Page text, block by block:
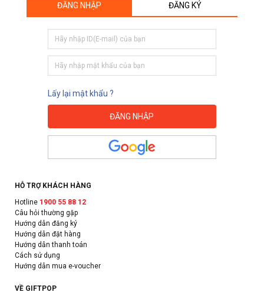
ĐĂNG NHẬP ĐĂNG KÝ
Lấy lại mật khẩu ?
HỖ TRỢ KHÁCH HÀNG
Hotline 1900 55 88 12
Câu hỏi thường gặp
Hướng dẫn đăng ký
Hướng dẫn đặt hàng
Hướng dẫn thanh toán
Cách sử dụng
Hướng dẫn mua e-voucher
VỀ GIFTPOP